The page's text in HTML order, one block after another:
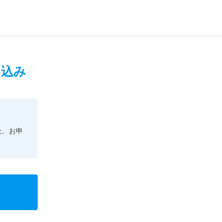
み
お申